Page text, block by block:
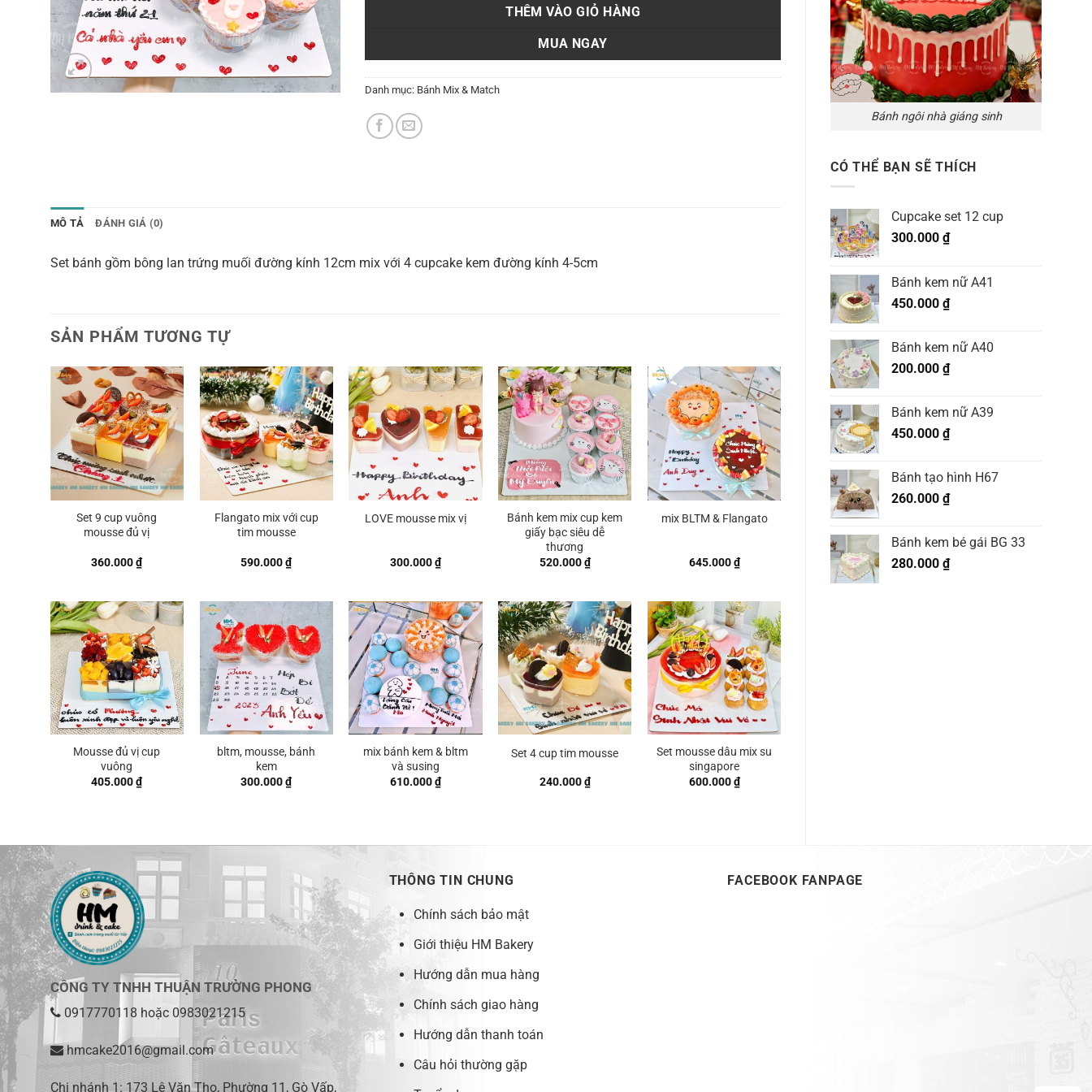
Bánh ngôi nhà giáng sinh
CÓ THỂ BẠN SẼ THÍCH
Cupcake set 12 cup
300.000 ₫
Bánh kem nữ A41
450.000 ₫
Bánh kem nữ A40
200.000 ₫
Bánh kem nữ A39
450.000 ₫
Bánh tạo hình H67
260.000 ₫
Bánh kem bé gái BG 33
280.000 ₫
THÊM VÀO GIỎ HÀNG
MUA NGAY
Danh mục: Bánh Mix & Match
MÔ TẢ ĐÁNH GIÁ (0)
Set bánh gồm bông lan trứng muối đường kính 12cm mix với 4 cupcake kem đường kính 4-5cm
SẢN PHẨM TƯƠNG TỰ
Set 9 cup vuông
mousse đủ vị
360.000₫
Flangato mix với cup
tim mousse
590.000₫
LOVE mousse mix vị
300.000₫
Bánh kem mix cup kem
giấy bạc siêu dễ
thương
520.000₫
mix BLTM & Flangato
645.000₫
Mousse đủ vị cup
vuông
405.000₫
bltm, mousse, bánh
kem
300.000₫
mix bánh kem & bltm
và susing
610.000₫
Set 4 cup tim mousse
240.000₫
Set mousse dâu mix su
singapore
600.000₫
CÔNG TY TNHH THUẬN TRƯỜNG PHONG
0917770118 hoặc 0983021215
hmcake2016@gmail.com
Chi nhánh 1: 173 Lê Văn Thọ, Phường 11, Gò Vấp,
THÔNG TIN CHUNG
Chính sách bảo mật
Giới thiệu HM Bakery
Hướng dẫn mua hàng
Chính sách giao hàng
Hướng dẫn thanh toán
Câu hỏi thường gặp
FACEBOOK FANPAGE